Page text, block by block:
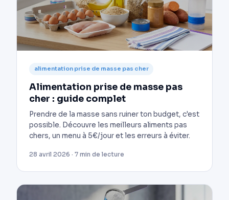
alimentation prise de masse pas cher
Alimentation prise de masse pas
cher : guide complet
Prendre de la masse sans ruiner ton budget, c'est
possible. Découvre les meilleurs aliments pas
chers, un menu à 5€/jour et les erreurs à éviter.
28 avril 2026 · 7 min de lecture